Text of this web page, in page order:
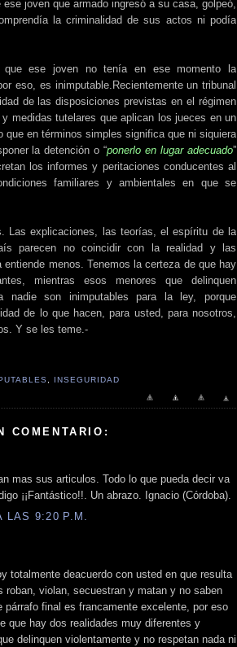
joven que armado ingresó a su casa, golpeó,
la criminalidad de sus actos ni podía
que ese joven no tenía en ese momento la
eso, es inimputable.Recientemente un tribunal
de las disposiciones previstas en el régimen
medidas tutelares que aplican los jueces en un
que en términos simples significa que ni siquiera
la detención o “ponerlo en lugar adecuado”
los informes y peritaciones conducentes al
familiares y ambientales en que se
Las explicaciones, las teorías, el espíritu de la
parecen no coincidir con la realidad y las
menos. Tenemos la certeza de que hay
mientras esos menores que delinquen
son inimputables para la ley, porque
de lo que hacen, para usted, para nosotros,
Y se les teme.-
INSEGURIDAD
COMENTARIO:
mas sus articulos. Todo lo que pueda decir va
¡¡Fantástico!!. Un abrazo. Ignacio (Córdoba).
9:20 P.M.
totalmente deacuerdo con usted en que resulta
roban, violan, secuestran y matan y no saben
final es francamente excelente, por eso
que hay dos realidades muy diferentes y
delinquen violentamente y no respetan nada ni